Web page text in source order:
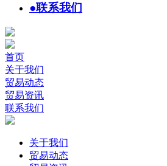
●联系我们
首页
关于我们
贸易动态
贸易资讯
联系我们
关于我们
贸易动态